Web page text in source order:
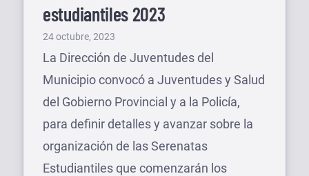
estudiantiles 2023
Publicado
el
24 octubre, 2023
La Dirección de Juventudes del
Municipio convocó a Juventudes y Salud
del Gobierno Provincial y a la Policía,
para definir detalles y avanzar sobre la
organización de las Serenatas
Estudiantiles que comenzarán los